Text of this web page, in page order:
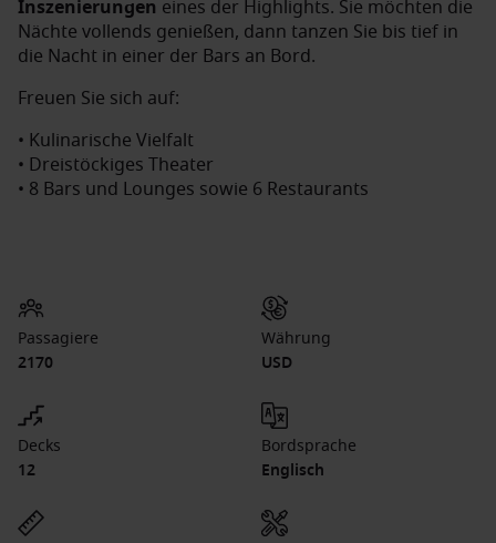
Inszenierungen eines der Highlights. Sie möchten die
Nächte vollends genießen, dann tanzen Sie bis tief in
die Nacht in einer der Bars an Bord.
Freuen Sie sich auf:
• Kulinarische Vielfalt
• Dreistöckiges Theater
• 8 Bars und Lounges sowie 6 Restaurants
Passagiere
2170
Währung
USD
Decks
12
Bordsprache
Englisch